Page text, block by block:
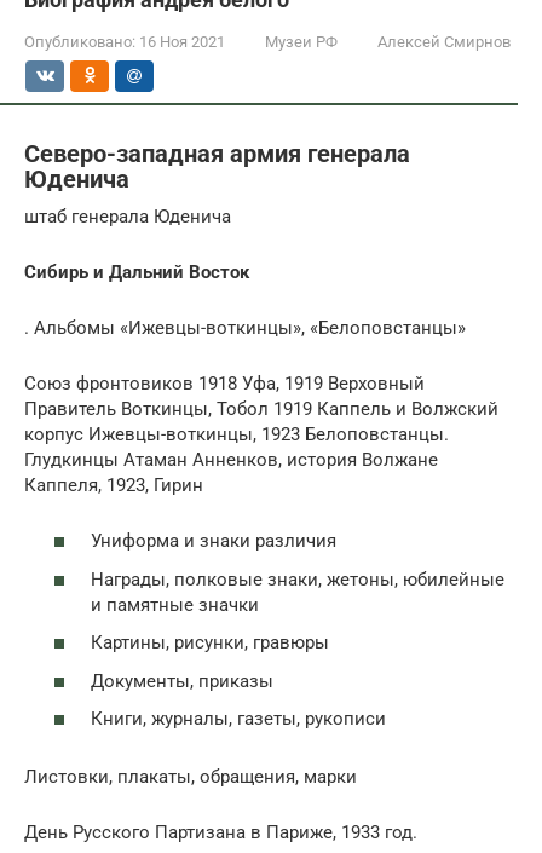
Опубликовано: 16 Ноя 2021 Музеи РФ Алексей Смирнов
Северо-западная армия генерала
Юденича
штаб генерала Юденича
Сибирь и Дальний Восток
. Альбомы «Ижевцы-воткинцы», «Белоповстанцы»
Союз фронтовиков 1918 Уфа, 1919 Верховный
Правитель Воткинцы, Тобол 1919 Каппель и Волжский
корпус Ижевцы-воткинцы, 1923 Белоповстанцы.
Глудкинцы Атаман Анненков, история Волжане
Каппеля, 1923, Гирин
Униформа и знаки различия
Награды, полковые знаки, жетоны, юбилейные
и памятные значки
Картины, рисунки, гравюры
Документы, приказы
Книги, журналы, газеты, рукописи
Листовки, плакаты, обращения, марки
День Русского Партизана в Париже, 1933 год.